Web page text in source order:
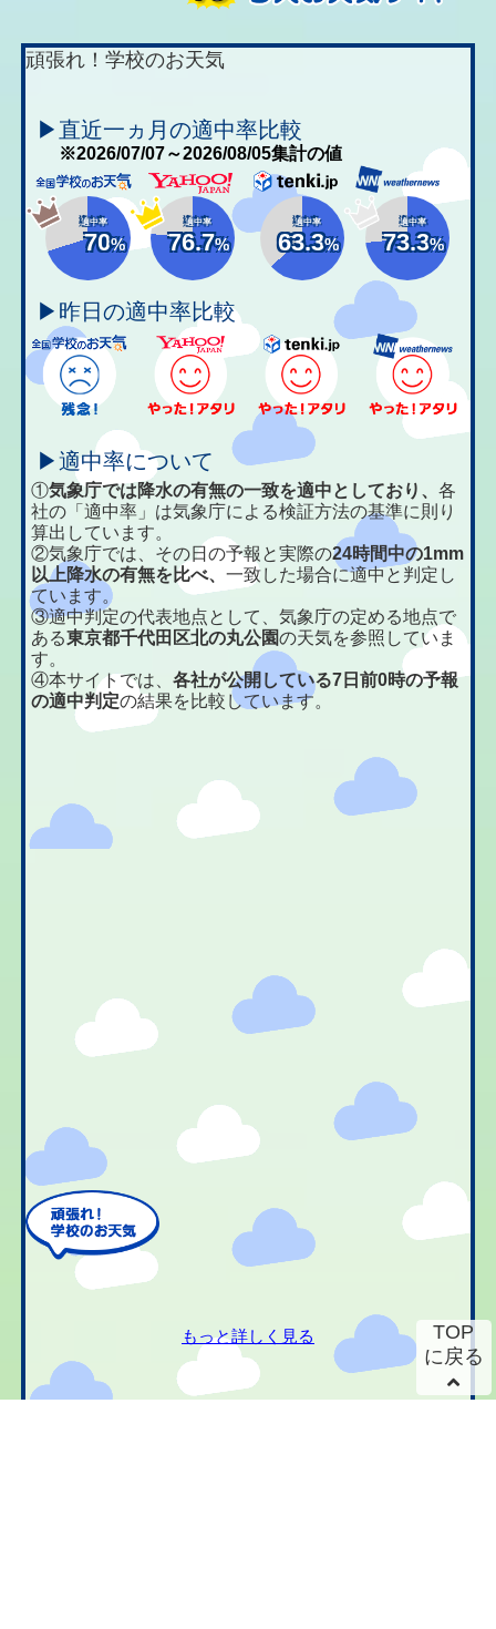
頑張れ！学校のお天気
▶直近一ヵ月の適中率比較
※2026/07/07～2026/08/05集計の値
適中率
70%
適中率
76.7%
適中率
63.3%
適中率
73.3%
▶昨日の適中率比較
▶適中率について
①気象庁では降水の有無の一致を適中としており、各
社の「適中率」は気象庁による検証方法の基準に則り
算出しています。
②気象庁では、その日の予報と実際の24時間中の1mm
以上降水の有無を比べ、一致した場合に適中と判定し
ています。
③適中判定の代表地点として、気象庁の定める地点で
ある東京都千代田区北の丸公園の天気を参照していま
す。
④本サイトでは、各社が公開している7日前0時の予報
の適中判定の結果を比較しています。
もっと詳しく見る
TOP
に戻る